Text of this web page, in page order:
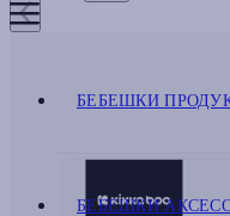
БЕБЕШКИ
БЕБЕШКИ